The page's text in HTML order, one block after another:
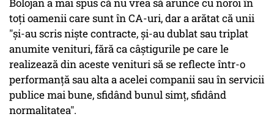
Bolojan a mai spus că nu vrea să arunce cu noroi în
toţi oamenii care sunt în CA-uri, dar a arătat că unii
"şi-au scris nişte contracte, şi-au dublat sau triplat
anumite venituri, fără ca câştigurile pe care le
realizează din aceste venituri să se reflecte într-o
performanţă sau alta a acelei companii sau în servicii
publice mai bune, sfidând bunul simţ, sfidând
normalitatea".